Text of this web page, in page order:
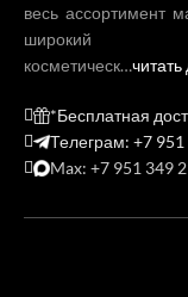
весь ассортимент
широкий
косметическ…
*Бесплатная
Телеграм: +7
Max: +7 951 349